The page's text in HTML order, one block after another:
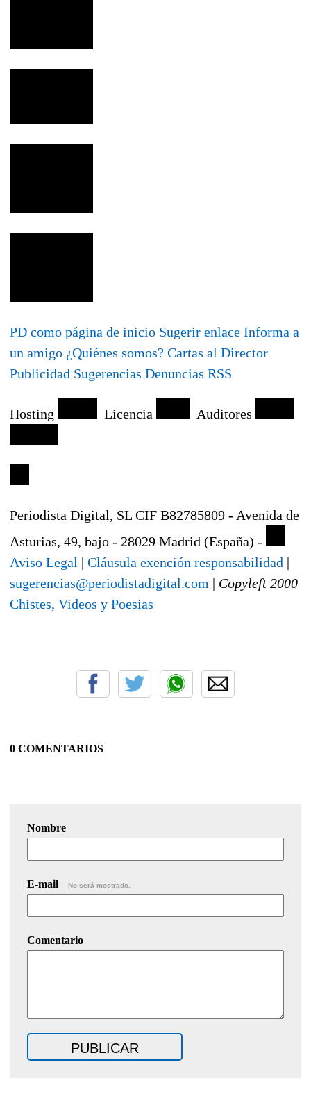
PD como página de inicio Sugerir enlace Informa a
un amigo ¿Quiénes somos? Cartas al Director
Publicidad Sugerencias Denuncias RSS
Hosting Licencia Auditores
Periodista Digital, SL CIF B82785809 - Avenida de
Asturias, 49, bajo - 28029 Madrid (España) -
Aviso Legal | Cláusula exención responsabilidad |
sugerencias@periodistadigital.com | Copyleft 2000
Chistes, Videos y Poesias
0 COMENTARIOS
Nombre
E-mail No será mostrado.
Comentario